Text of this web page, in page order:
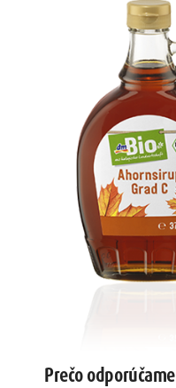
Prečo odporúčame